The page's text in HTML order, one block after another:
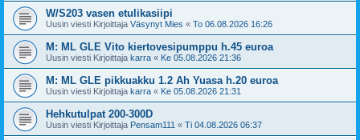
W/S203 vasen etulikasiipi
Uusin viesti Kirjoittaja Väsynyt Mies « To 06.08.2026 16:26
M: ML GLE Vito kiertovesipumppu h.45 euroa
Uusin viesti Kirjoittaja karra « Ke 05.08.2026 21:36
M: ML GLE pikkuakku 1.2 Ah Yuasa h.20 euroa
Uusin viesti Kirjoittaja karra « Ke 05.08.2026 21:31
Hehkutulpat 200-300D
Uusin viesti Kirjoittaja Pensam111 « Ti 04.08.2026 06:37